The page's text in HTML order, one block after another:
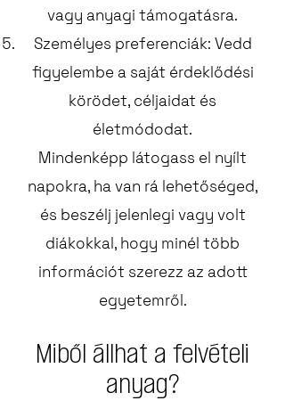
vagy anyagi támogatásra.
Személyes preferenciák: Vedd
figyelembe a saját érdeklődési
körödet, céljaidat és
életmódodat.
Mindenképp látogass el nyílt
napokra, ha van rá lehetőséged,
és beszélj jelenlegi vagy volt
diákokkal, hogy minél több
információt szerezz az adott
egyetemről.
Miből állhat a felvételi
anyag?